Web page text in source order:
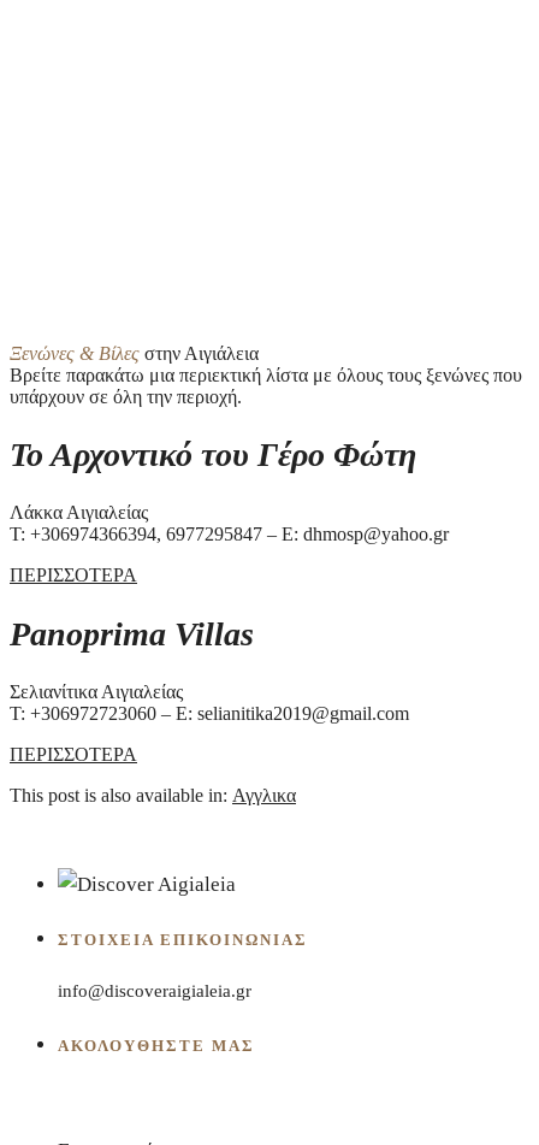
Ξενώνες & Βίλες στην Αιγιάλεια
Βρείτε παρακάτω μια περιεκτική λίστα με όλους τους ξενώνες που
υπάρχουν σε όλη την περιοχή.
Το Αρχοντικό του Γέρο Φώτη
Λάκκα Αιγιαλείας
Τ: +306974366394, 6977295847 – E: dhmosp@yahoo.gr
ΠΕΡΙΣΣΟΤΕΡΑ
Panoprima Villas
Σελιανίτικα Αιγιαλείας
Τ: +306972723060 – E: selianitika2019@gmail.com
ΠΕΡΙΣΣΟΤΕΡΑ
This post is also available in: Αγγλικα
ΣΤΟΙΧΕΊΑ ΕΠΙΚΟΙΝΩΝΊΑΣ
info@discoveraigialeia.gr
ΑΚΟΛΟΥΘΗΣΤΕ ΜΑΣ